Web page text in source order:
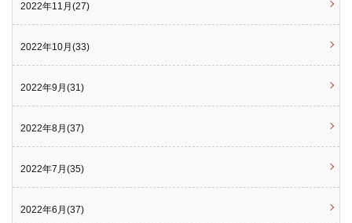
2022年11月(27)
2022年10月(33)
2022年9月(31)
2022年8月(37)
2022年7月(35)
2022年6月(37)